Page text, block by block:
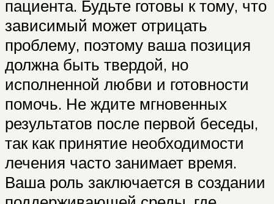
пациента. Будьте готовы к тому, что
зависимый может отрицать
проблему, поэтому ваша позиция
должна быть твердой, но
исполненной любви и готовности
помочь. Не ждите мгновенных
результатов после первой беседы,
так как принятие необходимости
лечения часто занимает время.
Ваша роль заключается в создании